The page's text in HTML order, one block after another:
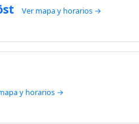
Ver mapa y horarios →
y horarios →